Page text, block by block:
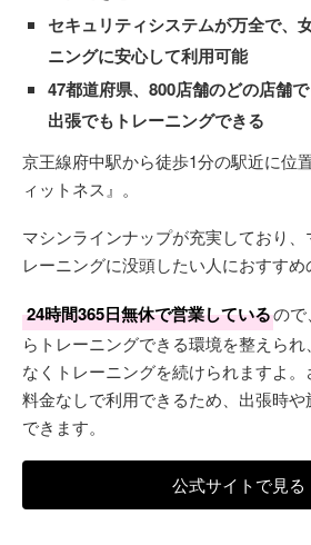
セキュリティシステムが万全で、
ニングに安心して利用可能
47都道府県、800店舗のどの店舗で
出張でもトレーニングできる
京王線府中駅から徒歩1分の駅近に位
ィットネス』。
マシンラインナップが充実しており
レーニングに没頭したい人におすすめ
24時間365日無休で営業しているので
らトレーニングできる環境を整えら
なくトレーニングを続けられますよ
料金なしで利用できるため、出張時
できます。
公式サイトで見る